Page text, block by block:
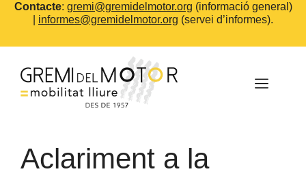
Contacte: gremi@gremidelmotor.org (informació general)
informes@gremidelmotor.org (servei d’informes).
contingut
Aclariment a la